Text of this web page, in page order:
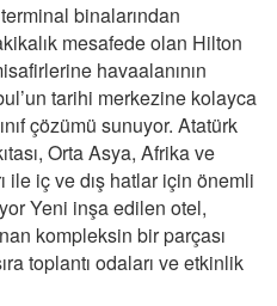
binalarından
mesafede olan Hilton
havaalanının
tarihi merkezine kolayca
çözümü sunuyor. Atatürk
Orta Asya, Afrika ve
ile iç ve dış hatlar için önemli
Yeni inşa edilen otel,
kompleksin bir parçası
toplantı odaları ve etkinlik